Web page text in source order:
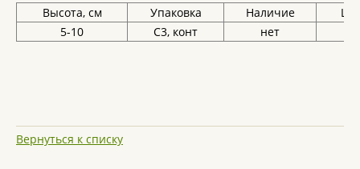
Высота, см Упаковка Наличие
5-10
С3, конт нет
Вернуться к списку